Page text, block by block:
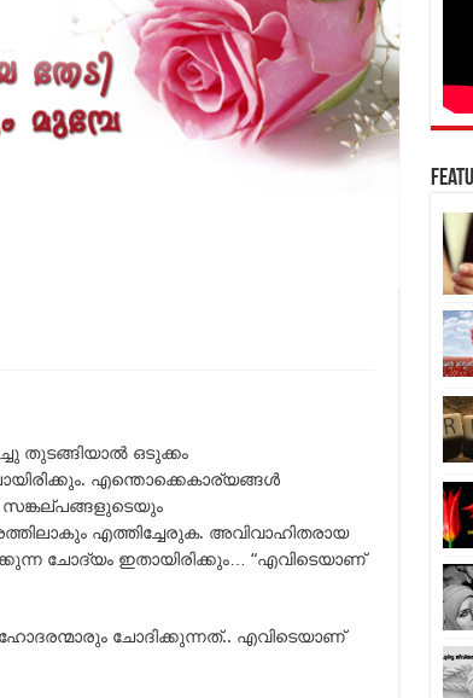
തുടങ്ങിയാല്‍ ഒടുക്കം
എന്തൊക്കെകാര്യങ്ങള്‍
സങ്കല്പങ്ങളുടെയും
എത്തിച്ചേരുക. അവിവാഹിതരായ
ചോദ്യം ഇതായിരിക്കും… “എവിടെയാണ്
ചോദിക്കുന്നത്.. എവിടെയാണ്